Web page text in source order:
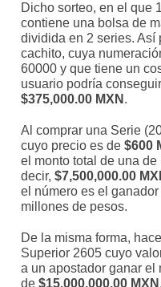
Dicho sorteo, en el que
contiene una bolsa de
dividida en 2 series. Así
cachito, cuya
60000 y que tiene un
usuario podría
$375,000.00 MXN .
Al comprar una Serie
cuyo precio es de$600
el monto total de una
decir,$7,500,000.00
el número es el
millones de pesos.
De la misma forma,
Superior 2605 cuyo
a un apostador ganar el
de$15,000,000.00 MXN